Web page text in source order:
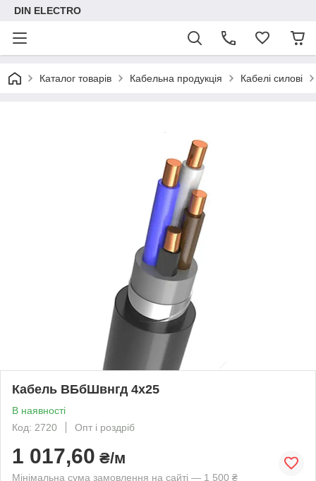
DIN ELECTRO
Каталог товарів Кабельна продукція Кабелі силові
Кабель ВБбШвнгд 4х25
В наявності
Код: 2720
Опт і роздріб
1 017,60 ₴/м
Мінімальна сума замовлення на сайті — 1 500 ₴